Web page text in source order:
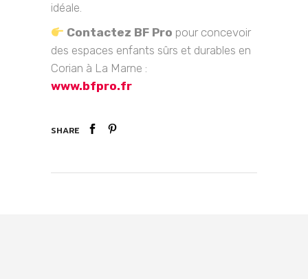
idéale.
Contactez BF Pro pour concevoir
des espaces enfants sûrs et durables en
Corian à La Marne :
www.bfpro.fr
SHARE